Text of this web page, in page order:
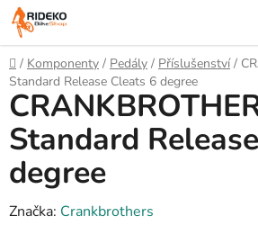
Přejít
na
obsah
Domů
/ Komponenty / Pedály / Příslušenství /
Standard Release Cleats 6 degree
Standard
degree
Značka: Crankbrothers